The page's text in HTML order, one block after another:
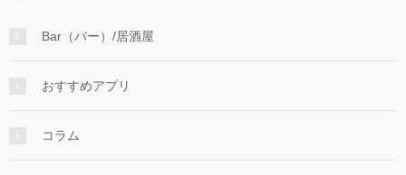
Bar（バー）/居酒屋
おすすめアプリ
コラム